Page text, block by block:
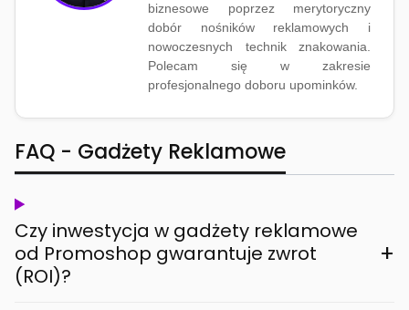
biznesowe poprzez merytoryczny
dobór nośników reklamowych i
nowoczesnych technik znakowania.
Polecam się w zakresie
profesjonalnego doboru upominków.
FAQ - Gadżety Reklamowe
Czy inwestycja w gadżety reklamowe
od Promoshop gwarantuje zwrot
(ROI)?
+